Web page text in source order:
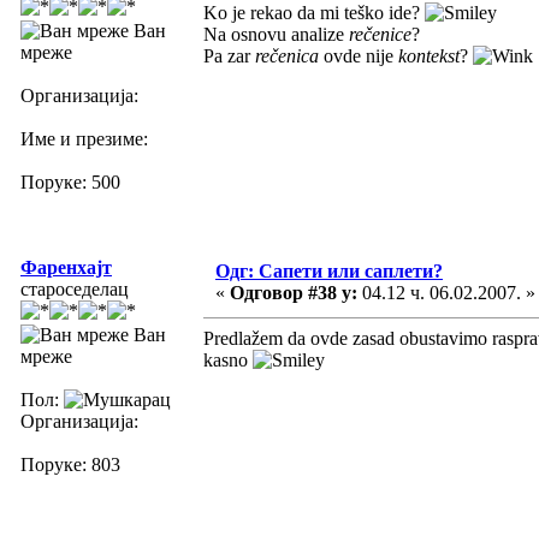
Ван
мреже
Организација:
Име и презиме:
Поруке: 500
Ko je rekao da mi teško ide?
Na osnovu analize rečenice?
Pa zarrečenica ovde nije kontekst?
Фаренхајт
староседелац
Ван
мреже
Пол:
Организација:
Поруке: 803
Одг: Сапети или саплети?
« Одговор #38 у: 04.12 ч. 06.02.2007. »
Predlažem da ovde zasad obustavimo
kasno